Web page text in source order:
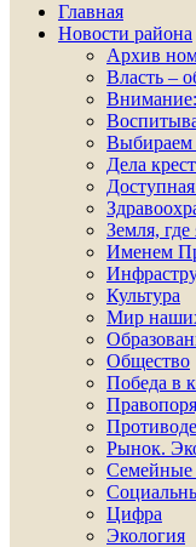
Главная
Новости района
Архив
Власть –
Выбираем
Дела
Доступная
Земля,
Именем
Культура
Мир
Общество
Победа в
Рынок.
Семейные
Цифра
Экология